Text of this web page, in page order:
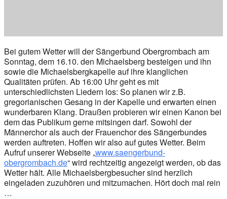
Bei gutem Wetter will der Sängerbund Obergrombach am
Sonntag, dem 16.10. den Michaelsberg besteigen und ihn
sowie die Michaelsbergkapelle auf ihre klanglichen
Qualitäten prüfen. Ab 16:00 Uhr geht es mit
unterschiedlichsten Liedern los: So planen wir z.B.
gregorianischen Gesang in der Kapelle und erwarten einen
wunderbaren Klang. Draußen probieren wir einen Kanon bei
dem das Publikum gerne mitsingen darf. Sowohl der
Männerchor als auch der Frauenchor des Sängerbundes
werden auftreten. Hoffen wir also auf gutes Wetter. Beim
Aufruf unserer Webseite „www.saengerbund-
obergrombach.de“ wird rechtzeitig angezeigt werden, ob das
Wetter hält. Alle Michaelsbergbesucher sind herzlich
eingeladen zuzuhören und mitzumachen. Hört doch mal rein
…